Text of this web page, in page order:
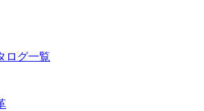
ログ一覧